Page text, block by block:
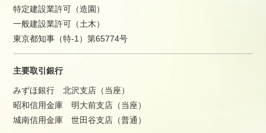
特定建設業許可（造園）
一般建設業許可（土木）
東京都知事（特-1）第65774号
主要取引銀行
みずほ銀行 北沢支店（当座）
昭和信用金庫 明大前支店（当座）
城南信用金庫 世田谷支店（普通）